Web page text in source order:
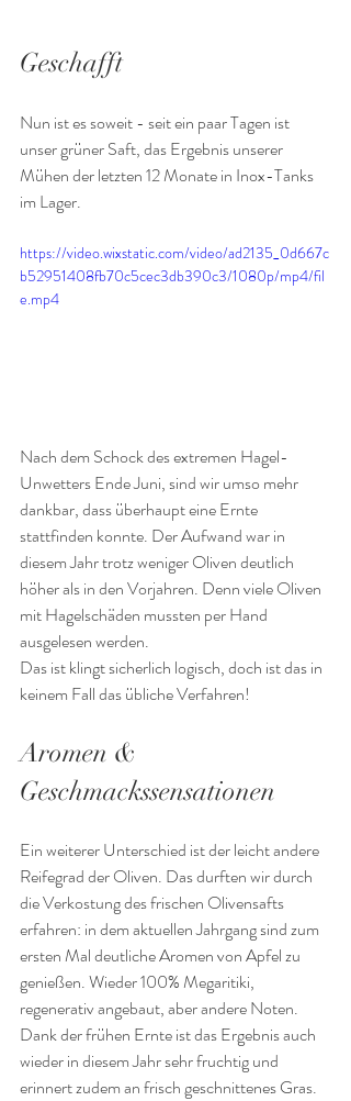
Geschafft
Nun ist es soweit - seit ein paar Tagen ist
unser grüner Saft, das Ergebnis unserer
Mühen der letzten 12 Monate in Inox-Tanks
im Lager.
https://video.wixstatic.com/video/ad2135_0d667c
b52951408fb70c5cec3db390c3/1080p/mp4/fil
e.mp4
Nach dem Schock des extremen Hagel-
Unwetters Ende Juni, sind wir umso mehr
dankbar, dass überhaupt eine Ernte
stattfinden konnte. Der Aufwand war in
diesem Jahr trotz weniger Oliven deutlich
höher als in den Vorjahren. Denn viele Oliven
mit Hagelschäden mussten per Hand
ausgelesen werden.
Das ist klingt sicherlich logisch, doch ist das in
keinem Fall das übliche Verfahren!
Aromen &
Geschmackssensationen
Ein weiterer Unterschied ist der leicht andere
Reifegrad der Oliven. Das durften wir durch
die Verkostung des frischen Olivensafts
erfahren: in dem aktuellen Jahrgang sind zum
ersten Mal deutliche Aromen von Apfel zu
genießen. Wieder 100% Megaritiki,
regenerativ angebaut, aber andere Noten.
Dank der frühen Ernte ist das Ergebnis auch
wieder in diesem Jahr sehr fruchtig und
erinnert zudem an frisch geschnittenes Gras.